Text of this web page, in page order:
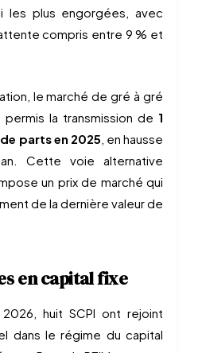
les plus engorgées, avec
compris entre 9 % et
le marché de gré à gré
la transmission de 1
parts en 2025, en hausse
Cette voie alternative
un prix de marché qui
de la dernière valeur de
en capital fixe
huit SCPI ont rejoint
dans le régime du capital